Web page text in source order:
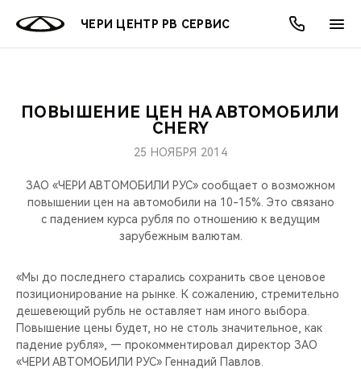
ЧЕРИ ЦЕНТР РВ СЕРВИС
МОДЕЛИ
КРОССОВЕРЫ
НОВИНКИ
ПОКУПАТЕЛЯМ
КРЕДИТ И СТРАХОВАНИЕ
ВЛАДЕЛЬЦАМ
ЗАПЧАСТИ И АКСЕССУАРЫ
CHERY CONNECT
МИР CHERY
О БРЕНДЕ
ЛЮДИ CHERY
БЛАГОТВОРИТЕЛЬНОСТЬ
CHERY REMOTE
АКЦИИ
ОНЛАЙН СЕРВИСЫ
КРЕДИТ
О КОМПАНИИ
МЫ В СОЦСЕТЯХ
ПОВЫШЕНИЕ ЦЕН НА АВТОМОБИЛИ
CHERY
25 НОЯБРЯ 2014
ЗАО «ЧЕРИ АВТОМОБИЛИ РУС» сообщает о возможном
повышении цен на автомобили на 10-15%. Это связано
с падением курса рубля по отношению к ведущим
зарубежным валютам.
«Мы до последнего старались сохранить свое ценовое
позиционирование на рынке. К сожалению, стремительно
дешевеющий рубль не оставляет нам иного выбора.
Повышение цены будет, но не столь значительное, как
падение рубля», — прокомментировал директор ЗАО
«ЧЕРИ АВТОМОБИЛИ РУС» Геннадий Павлов.